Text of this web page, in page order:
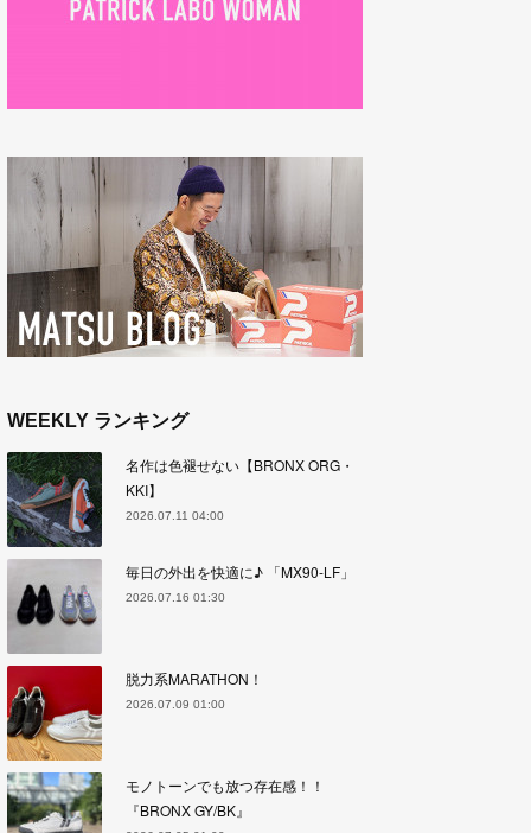
WEEKLY ランキング
名作は色褪せない【BRONX ORG・
KKI】
2026.07.11 04:00
毎日の外出を快適に♪ 「MX90-LF」
2026.07.16 01:30
脱力系MARATHON！
2026.07.09 01:00
モノトーンでも放つ存在感！！
『BRONX GY/BK』